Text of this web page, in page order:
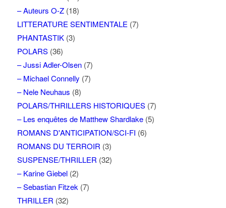
– Auteurs O-Z(18)
LITTERATURE SENTIMENTALE(7)
PHANTASTIK(3)
POLARS(36)
– Jussi Adler-Olsen(7)
– Michael Connelly (7)
– Nele Neuhaus (8)
POLARS/THRILLERS HISTORIQUES(7)
– Les enquêtes de Matthew Shardlake(5)
ROMANS D'ANTICIPATION/SCI-FI (6)
ROMANS DU TERROIR (3)
SUSPENSE/THRILLER (32)
– Karine Giebel(2)
– Sebastian Fitzek(7)
THRILLER (32)